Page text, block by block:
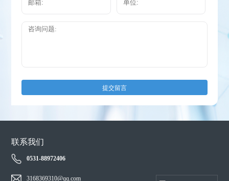
提交留言
联系我们
0531-88972406
3168369310@qq.com